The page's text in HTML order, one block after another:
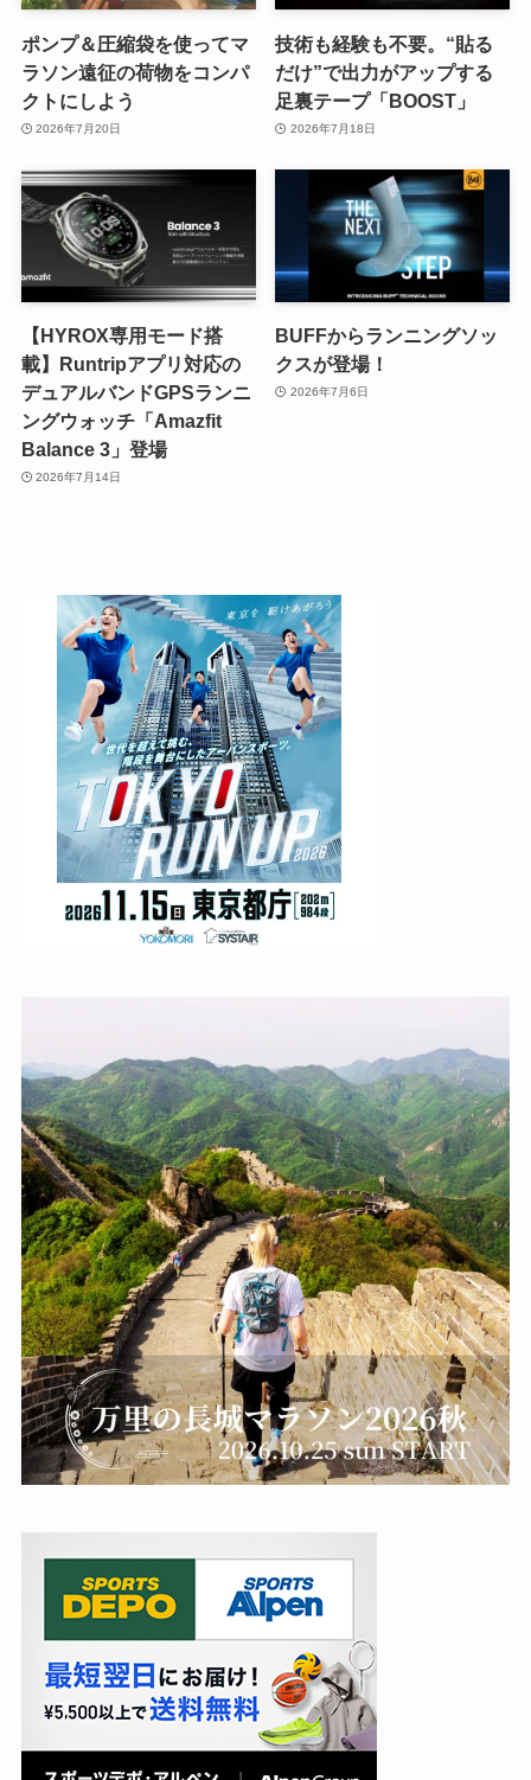
ポンプ＆圧縮袋を使ってマ
ラソン遠征の荷物をコンパ
クトにしよう
2026年7月20日
技術も経験も不要。“貼る
だけ”で出力がアップする
足裏テープ「BOOST」
2026年7月18日
【HYROX専用モード搭
載】Runtripアプリ対応の
デュアルバンドGPSランニ
ングウォッチ「Amazfit
Balance 3」登場
2026年7月14日
BUFFからランニングソッ
クスが登場！
2026年7月6日